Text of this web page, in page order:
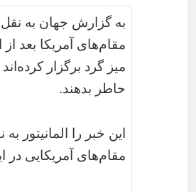
به گزارش جهان به
میز گرد برگزار
حاطر بدهند.
این خبر را المانیتور
مقام‌های آمریکایی در